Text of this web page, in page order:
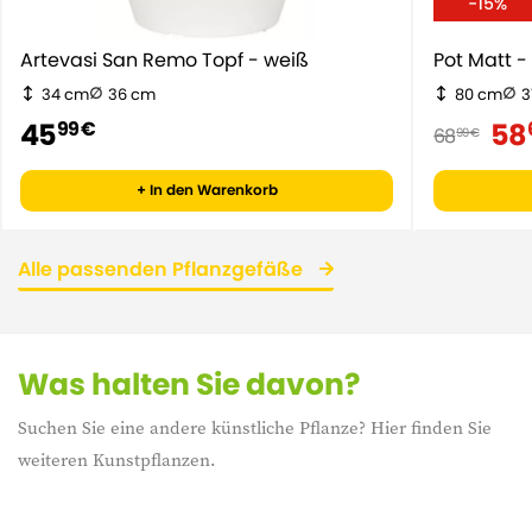
Artevasi San Remo Topf - weiß
34 cm 36 cm
4599 €
+ In den Warenkorb
Pot Matt
80 cm
6899 € 58
Alle passenden Pflanzgefäße
Was halten Sie davon?
Suchen Sie eine andere künstliche Pflanze? Hier finden Sie
weiteren Kunstpflanzen.